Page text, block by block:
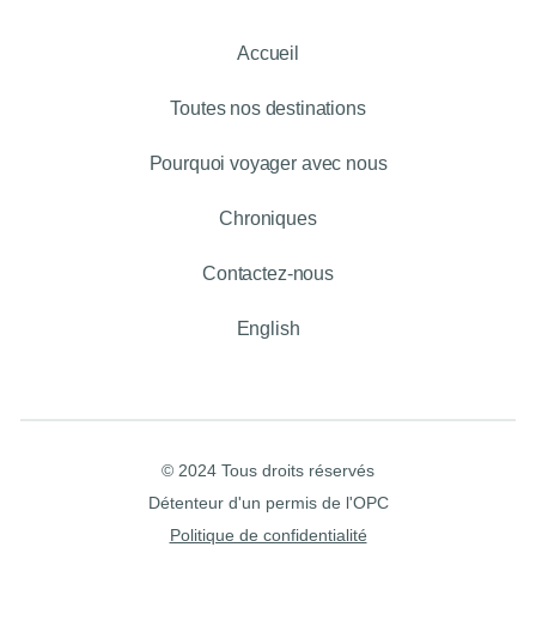
Accueil
Toutes nos destinations
Pourquoi voyager avec nous
Chroniques
Contactez-nous
English
© 2024 Tous droits réservés
Détenteur d'un permis de l'OPC
Politique de confidentialité